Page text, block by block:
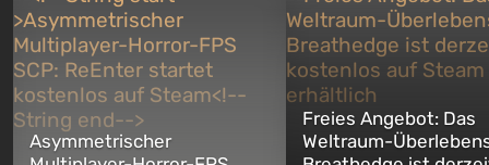
Asymmetrischer
Freies Angebot: Das
Weltraum-